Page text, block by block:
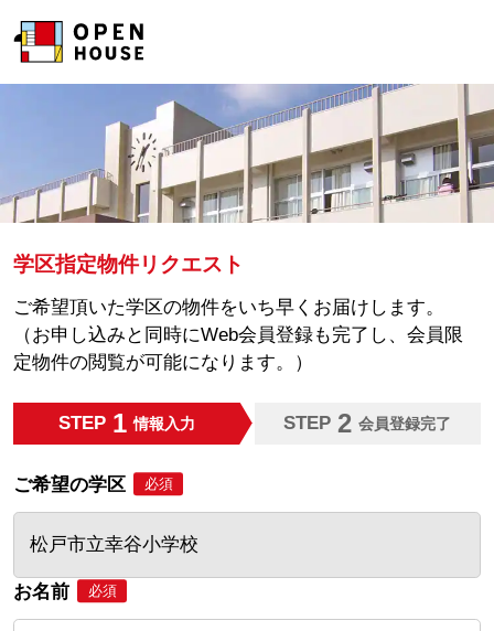
学区指定物件リクエスト
ご希望頂いた学区の物件をいち早くお届けします。
（お申し込みと同時にWeb会員登録も完了し、会員限
定物件の閲覧が可能になります。）
STEP 1 情報入力 STEP 2 会員登録完了
ご希望の学区 必須
松戸市立幸谷小学校
お名前 必須